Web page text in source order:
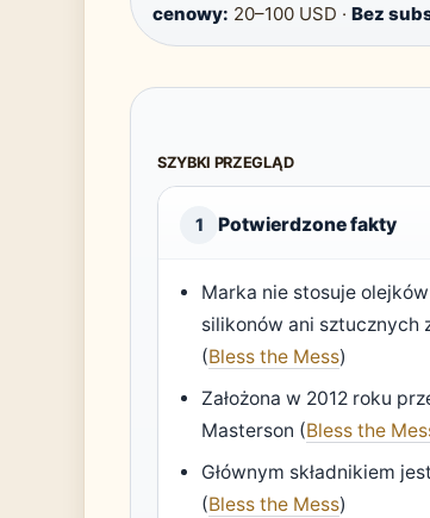
cenowy: 20–100 USD · Bez
SZYBKI PRZEGLĄD
1 Potwierdzone fakty
Marka nie stosuje
silikonów ani sztucznych
(Bless the Mess)
Założona w 2012 roku
Masterson (Bless the
Głównym składnikiem
(Bless the Mess)